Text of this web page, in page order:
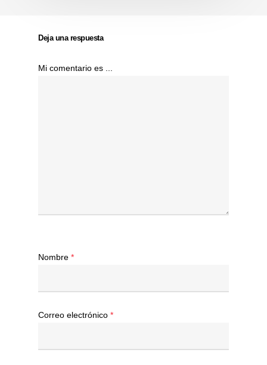
Deja una respuesta
Mi comentario es ...
Nombre *
Correo electrónico *